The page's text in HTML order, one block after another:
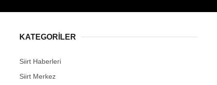
KATEGORİLER
Siirt Haberleri
Siirt Merkez